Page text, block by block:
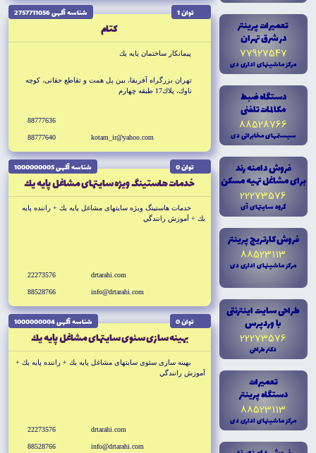
تعميرات پرينتر
در شرق تهران
77927547
مرکز ماشينهاى ادارى دى
دستگاه ضبط
مکالمات تلفنى
88528766
سيستمهاى مخابراتى دى
فروش دامنه رند
براى مشاغل تهيه مسکن
22273576
گروه سايتهاى آى
فروش کارتريج پرينتر
88523113
مرکز ماشينهاى ادارى دى
طراحى سايت اينترنتى
با وردپرس
22273576
دکتر طراحى
تعميرات
دستگاه پرينتر
88523113
مرکز ماشينهاى ادارى دى
توان 1 شناسه آگهى 2757711056
كتام
پيمانكار ساختمان پايه يك
تهران بزرگراه آفريقا، بين پل همت و تقاطع حقانى، كوچه
ناوك، پلاك17 طبقه چهارم
kotam_ir@yahoo.com
88777636
88777640
توان 0 شناسه آگهى 1000000005
خدمات هاستينگ ويژه سايتهاى مشاغل پايه يك
خدمات هاستينگ ويژه سايتهاى مشاغل پايه يك + راننده پايه
يك + آموزش رانندگي
drtarahi.com
info@drtarahi.com
22273576
88528766
توان 0 شناسه آگهى 1000000004
بهينه سازى سئوى سايتهاى مشاغل پايه يك
بهينه سازى سئوى سايتهاى مشاغل پايه يك + راننده پايه يك +
آموزش رانندگي
drtarahi.com
info@drtarahi.com
22273576
88528766